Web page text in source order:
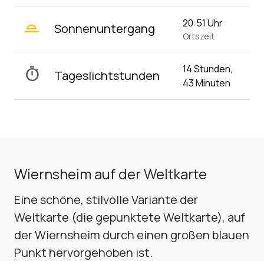
wb_twilight_2 Sonnenuntergang 20:51 Uhr
Ortszeit
timer Tageslichtstunden
14 Stunden,
43 Minuten
Wiernsheim auf der Weltkarte
Eine schöne, stilvolle Variante der
Weltkarte (die gepunktete Weltkarte), auf
der Wiernsheim durch einen großen blauen
Punkt hervorgehoben ist.